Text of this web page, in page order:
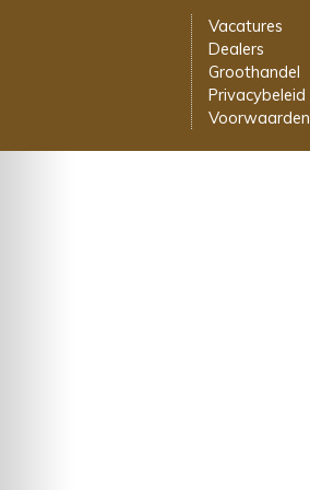
Vacatures
Dealers
Groothandel
Privacybeleid
Voorwaarden